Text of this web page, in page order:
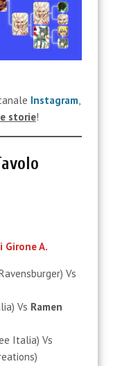
Instagram,
storie!
Girone A.
Vs
Vs Ramen
Italia) Vs